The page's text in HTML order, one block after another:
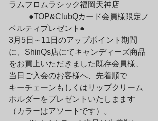
ラムフロムラシック福岡天神店
ベルティプレゼント●
3月5日～11日のアップポイント期間
に、ShinQs店にてキャンディーズ商品
をお買上いただきました既存会員様、
当日ご入会のお客様へ、先着順で
キーチェーンもしくはリップクリーム
ホルダーをプレゼントいたしまます
（カラーはアソートです）。